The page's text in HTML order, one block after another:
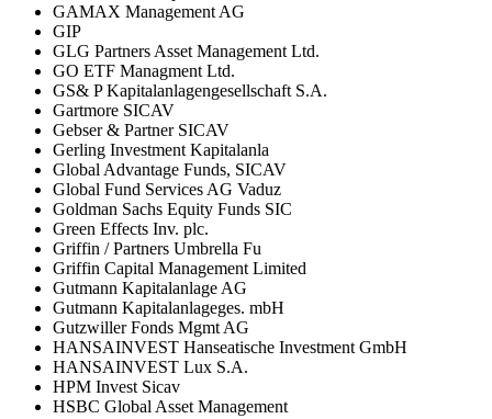
GAMAX Management AG
GIP
GLG Partners Asset Management Ltd.
GO ETF Managment Ltd.
GS& P Kapitalanlagengesellschaft S.A.
Gartmore SICAV
Gebser & Partner SICAV
Gerling Investment Kapitalanla
Global Advantage Funds, SICAV
Global Fund Services AG Vaduz
Goldman Sachs Equity Funds SIC
Green Effects Inv. plc.
Griffin / Partners Umbrella Fu
Griffin Capital Management Limited
Gutmann Kapitalanlage AG
Gutmann Kapitalanlageges. mbH
Gutzwiller Fonds Mgmt AG
HANSAINVEST Hanseatische Investment GmbH
HANSAINVEST Lux S.A.
HPM Invest Sicav
HSBC Global Asset Management